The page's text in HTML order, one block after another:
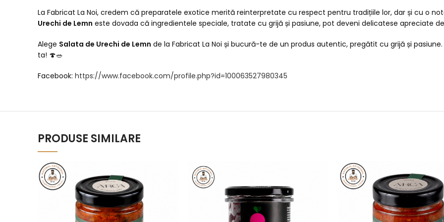
La Fabricat La Noi, credem că preparatele exotice merită reinterpretate cu respect pentru tradițiile lor, dar și cu o
Urechi de Lemn este dovada că ingredientele speciale, tratate cu grijă și pasiune, pot deveni delicatese apreciate
Alege Salata de Urechi de Lemn de la Fabricat La Noi și bucură-te de un produs autentic, pregătit cu grijă și
ta! 🍄🥗
Facebook: https://www.facebook.com/profile.php?id=100063527980345
PRODUSE SIMILARE